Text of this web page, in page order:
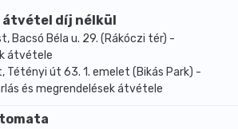
átvétel díj nélkül
Bacsó Béla u. 29. (Rákóczi tér) -
átvétele
Tétényi út 63. 1. emelet (Bikás Park) -
és megrendelések átvétele